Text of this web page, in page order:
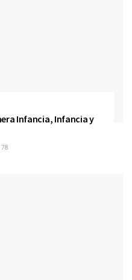
Infancia, Infancia y
78